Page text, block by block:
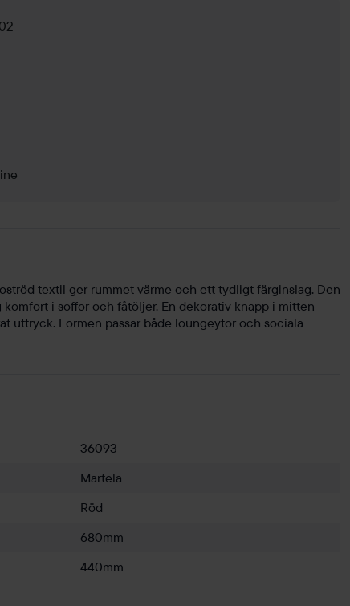
textil ger rummet värme och ett tydligt färginslag. Den
i soffor och fåtöljer. En dekorativ knapp i mitten
uttryck. Formen passar både loungeytor och sociala
36093
Martela
Röd
680mm
440mm